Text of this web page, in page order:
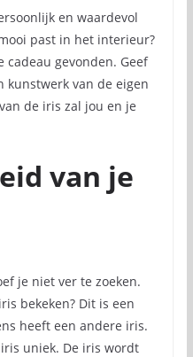
en waardevol
past in het interieur?
gevonden. Geef
kunstwerk van de eigen
de iris zal jou en je
van je
je niet ver te zoeken.
bekeken? Dit is een
heeft een andere iris.
uniek. De iris wordt